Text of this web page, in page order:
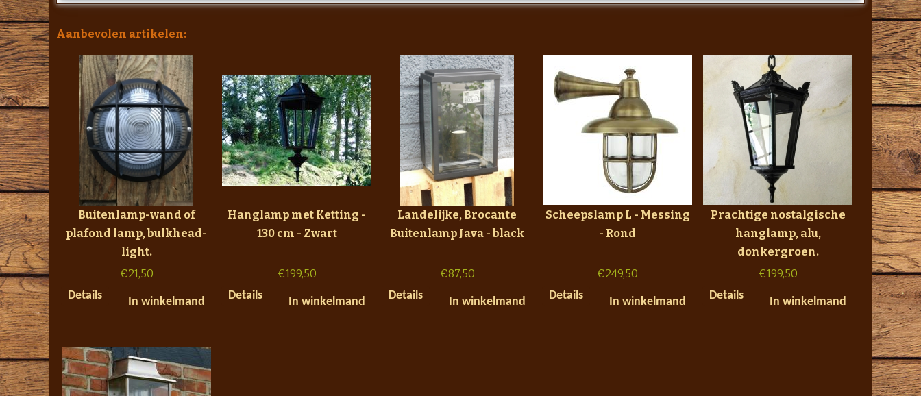
Aanbevolen artikelen:
Buitenlamp-wand of
plafond lamp, bulkhead-
light.
€21,50
Details
In winkelmand
Hanglamp met Ketting -
130 cm - Zwart
€199,50
Details
In winkelmand
Landelijke, Brocante
Buitenlamp Java - black
€87,50
Details
In winkelmand
Scheepslamp L - Messing
- Rond
€249,50
Details
In winkelmand
Prachtige nostalgische
hanglamp, alu,
donkergroen.
€199,50
Details
In winkelmand